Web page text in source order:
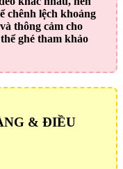
chênh lệch khoảng
thông cảm cho
ghé tham khảo
& ĐIỀU